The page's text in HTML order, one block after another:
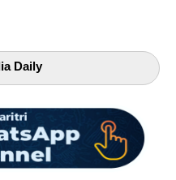
Daily